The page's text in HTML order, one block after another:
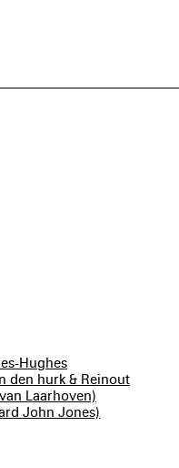
Hughes
den hurk & Reinout
Laarhoven)
John Jones)